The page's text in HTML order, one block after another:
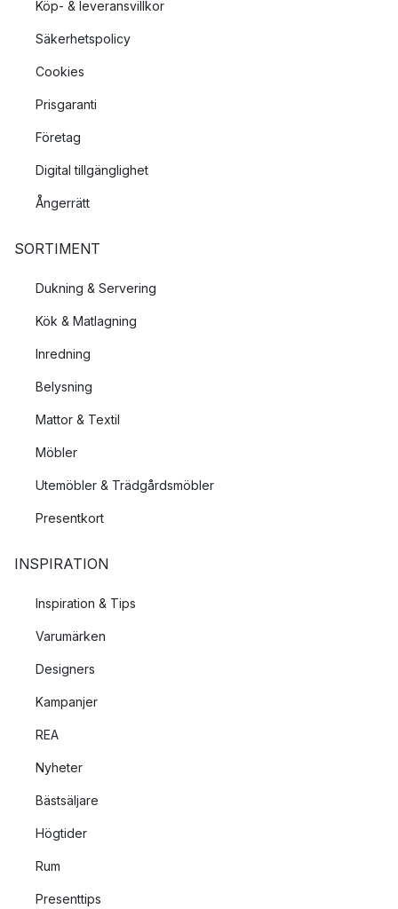
Köp- & leveransvillkor
Säkerhetspolicy
Cookies
Prisgaranti
Företag
Digital tillgänglighet
Ångerrätt
SORTIMENT
Dukning & Servering
Kök & Matlagning
Inredning
Belysning
Mattor & Textil
Möbler
Utemöbler & Trädgårdsmöbler
Presentkort
INSPIRATION
Inspiration & Tips
Varumärken
Designers
Kampanjer
REA
Nyheter
Bästsäljare
Högtider
Rum
Presenttips